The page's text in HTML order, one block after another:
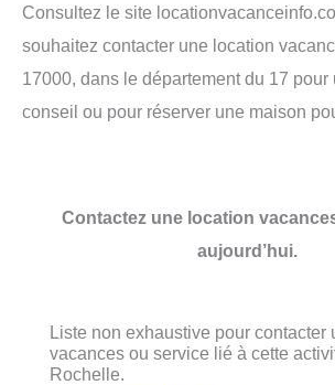
Consultez le site
souhaitez contacter une location
17000, dans le département du 17 pour
conseil ou pour réserver une maison
Contactez une location
aujourd’hui.
Liste non exhaustive pour contacter
vacances ou service lié à cette
Rochelle.